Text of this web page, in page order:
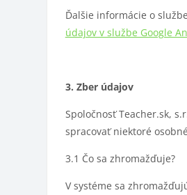
Ďalšie informácie o
údajov v službe Google
3. Zber údajov
Spoločnosť Teacher.sk,
spracovať niektoré
3.1 Čo sa zhromažďuje?
V systéme sa